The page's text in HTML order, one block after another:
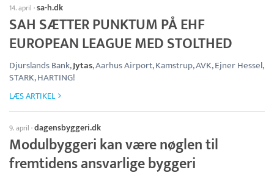
14. april ·sa-h.dk
SAH SÆTTER PUNKTUM PÅ EHF
EUROPEAN LEAGUE MED STOLTHED
Djurslands Bank,Jytas, Aarhus Airport, Kamstrup, AVK, Ejner Hessel,
STARK, HARTING!
LÆS ARTIKEL
9. april ·dagensbyggeri.dk
Modulbyggeri kan være nøglen til
fremtidens ansvarlige byggeri